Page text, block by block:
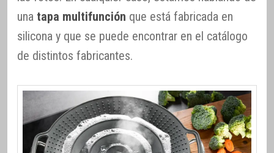
una tapa multifunción que está fabricada en
silicona y que se puede encontrar en el catálogo
de distintos fabricantes.